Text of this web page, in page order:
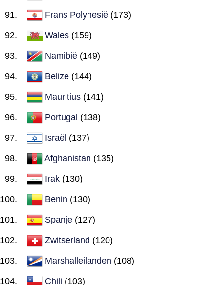
Frans Polynesië (173)
Wales (159)
Namibië (149)
Belize (144)
Mauritius (141)
Portugal (138)
Israël (137)
Afghanistan (135)
Irak (130)
Benin (130)
Spanje (127)
Zwitserland (120)
Marshalleilanden (108)
Chili (103)